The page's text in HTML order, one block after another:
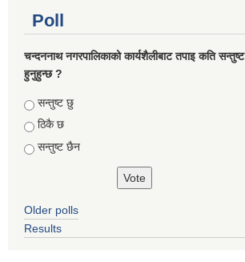
Poll
चन्दननाथ नगरपालिकाको कार्यशैलीबाट तपाइ कति सन्तुष्ट
हुनुहुन्छ ?
Choices
सन्तुष्ट छु
ठिकै छ
सन्तुष्ट छैन
Older polls
Results